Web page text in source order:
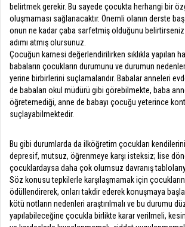
belirtmek gerekir. Bu sayede çocukta herhangi bir
oluşmaması sağlanacaktır. Önemli olanın derste
onun ne kadar çaba sarfetmiş olduğunu
adımı atmış olursunuz.
Çocuğun karnesi değerlendirilirken sıklıkla yapılan
babaların çocukların durumunu ve durumun
yerine birbirlerini suçlamalarıdır. Babalar anneleri
de babaları okul müdürü gibi görebilmekte, baba
öğretemediği, anne de babayı çocuğu yeterince
suçlayabilmektedir.
Bu gibi durumlarda da ilköğretim çocukları
depresif, mutsuz, öğrenmeye karşı isteksiz; lise
çocuklardaysa daha çok olumsuz davranış
Söz konusu tepkilerle karşılaşmamak için
ödüllendirerek, onları takdir ederek konuşmaya
kötü notların nedenleri araştırılmalı ve bu durumu
yapılabileceğine çocukla birlikte karar verilmeli,